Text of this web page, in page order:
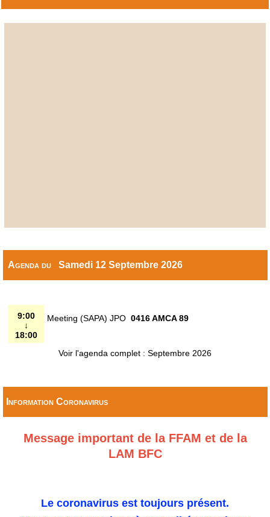
Agenda du Samedi 12 Septembre 2026
9:00
↓
18:00
Meeting (SAPA) JPO 0416 AMCA 89
Voir l'agenda complet : Septembre 2026
Information Coronavirus
Message important de la FFAM et de la
LAM BFC
Le coronavirus est toujours présent.